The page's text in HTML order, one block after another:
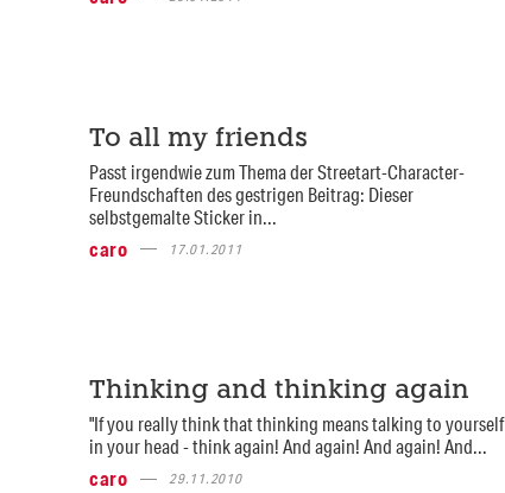
To all my friends
Passt irgendwie zum Thema der Streetart-Character-
Freundschaften des gestrigen Beitrag: Dieser
selbstgemalte Sticker in...
caro
17.01.2011
Thinking and thinking again
"If you really think that thinking means talking to yourself
in your head - think again! And again! And again! And...
caro
29.11.2010